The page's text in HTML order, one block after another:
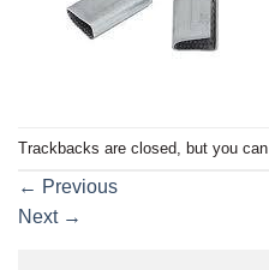
Trackbacks are closed, but you can
← Previous
Next →